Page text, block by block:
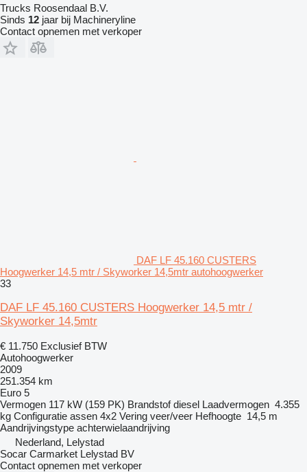
Trucks Roosendaal B.V.
Sinds 12 jaar bij Machineryline
Contact opnemen met verkoper
DAF LF 45.160 CUSTERS
Hoogwerker 14,5 mtr / Skyworker 14,5mtr autohoogwerker
33
DAF LF 45.160 CUSTERS Hoogwerker 14,5 mtr /
Skyworker 14,5mtr
€ 11.750 Exclusief BTW
Autohoogwerker
2009
251.354 km
Euro 5
Vermogen 117 kW (159 PK) Brandstof diesel Laadvermogen 4.355
kg Configuratie assen 4x2 Vering veer/veer Hefhoogte 14,5 m
Aandrijvingstype achterwielaandrijving
Nederland, Lelystad
Socar Carmarket Lelystad BV
Contact opnemen met verkoper